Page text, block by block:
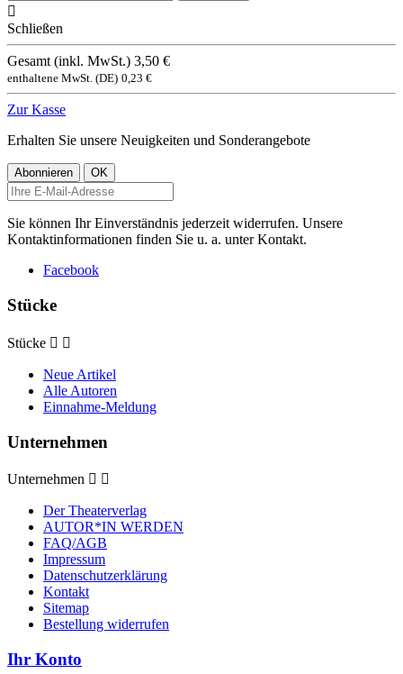

Schließen
Gesamt (inkl. MwSt.) 3,50 €
enthaltene MwSt. (DE) 0,23 €
Zur Kasse
Erhalten Sie unsere Neuigkeiten und Sonderangebote
Sie können Ihr Einverständnis jederzeit widerrufen. Unsere
Kontaktinformationen finden Sie u. a. unter Kontakt.
Facebook
Stücke
Stücke  
Neue Artikel
Alle Autoren
Einnahme-Meldung
Unternehmen
Unternehmen  
Der Theaterverlag
AUTOR*IN WERDEN
FAQ/AGB
Impressum
Datenschutzerklärung
Kontakt
Sitemap
Bestellung widerrufen
Ihr Konto